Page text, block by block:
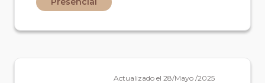
Actualizado el 28/Mayo /2025